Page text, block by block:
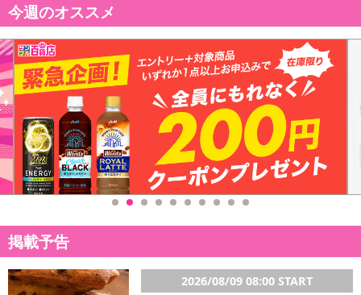
今週のオススメ
掲載予告
2026/08/09 08:00 START